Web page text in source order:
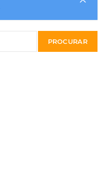
PROCURAR